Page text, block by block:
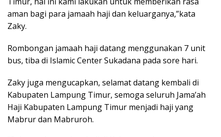
aman bagi para jamaah haji dan keluarganya,”kata
Zaky.
Rombongan jamaah haji datang menggunakan 7 unit
bus, tiba di Islamic Center Sukadana pada sore hari.
Zaky juga mengucapkan, selamat datang kembali di
Kabupaten Lampung Timur, semoga seluruh Jama’ah
Haji Kabupaten Lampung Timur menjadi haji yang
Mabrur dan Mabruroh.